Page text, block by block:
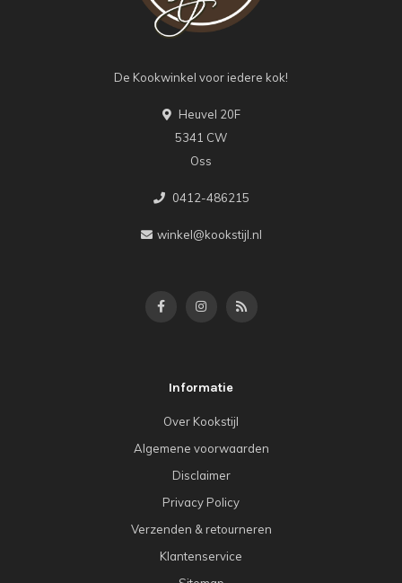
De Kookwinkel voor iedere kok!
Heuvel 20F
5341 CW
Oss
0412-486215
winkel@kookstijl.nl
Informatie
Over Kookstijl
Algemene voorwaarden
Disclaimer
Privacy Policy
Verzenden & retourneren
Klantenservice